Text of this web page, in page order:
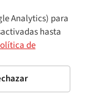
como
para
de negocio
Digitales
consulta de
Analytics) para
hasta
de